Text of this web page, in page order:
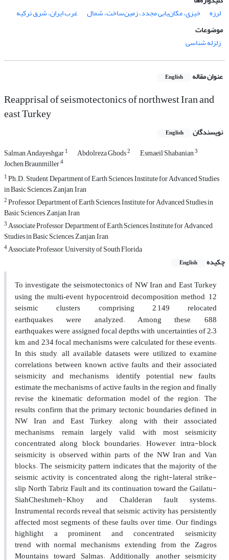
لرزه­
خیزی، مکان‌یابی مجدد، زمین‌ساخت، شمال­
غرب ایران، شرق ترکیه
موضوعات
زلزله شناسی
عنوان مقاله English
Reapprisal of seismotectonics of northwest Iran and
east Turkey
نویسندگان English
Salman Andayeshgar1 Abdolreza Ghods2 ,Esmaeil Shabanian3
Jochen Braunmiller4
1Ph.D. Student, Department of Earth Sciences, Institute for Advanced Studies
in Basic Sciences, Zanjan, Iran
2Professor, Department of Earth Sciences, Institute for Advanced Studies in
Basic Sciences, Zanjan, Iran
3Associate Professor, Department of Earth Sciences, Institute for Advanced
Studies in Basic Sciences, Zanjan, Iran
4Associate Professor, University of South Florida
چکیده
English
To investigate the seismotectonics of NW Iran and East Turkey
using the multi-event hypocentroid decomposition method, 12
seismic clusters comprising 2,149 relocated
earthquakes were analyzed. Among these, 688
earthquakes were assigned focal depths with uncertainties of 2–3
km, and 234 focal mechanisms were calculated for these events.
In this study, all available datasets were utilized to examine
correlations between known active faults and their associated
seismicity and mechanisms, identify potential new faults,
estimate the mechanisms of active faults in the region and finally
revise the kinematic deformation model of the region. The
results confirm that the primary tectonic boundaries defined in
NW Iran and East Turkey, along with their associated
mechanisms, remain largely valid, with most seismicity
concentrated along block boundaries. However, intra-block
seismicity is observed within parts of the NW Iran and Van
blocks. The seismicity pattern indicates that the majority of the
seismic activity is concentrated along the right-lateral strike-
slip North Tabriz Fault and its continuation toward the Gailatu-
SiahCheshmeh-Khoy and Chalderan fault systems.
Instrumental records reveal that seismic activity has persistently
affected most segments of these faults over time. Our findings
highlight a prominent and concentrated seismicity
trend with normal mechanisms extending from the Zagros
Mountains toward Salmas. Additionally, another seismicity